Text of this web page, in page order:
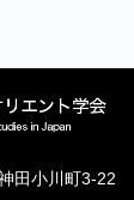
田小川町3-22